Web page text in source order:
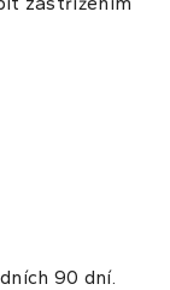
90 dní.